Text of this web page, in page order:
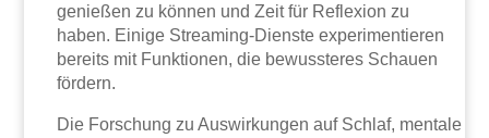
genießen zu können und Zeit für Reflexion zu
haben. Einige Streaming-Dienste experimentieren
bereits mit Funktionen, die bewussteres Schauen
fördern.
Die Forschung zu Auswirkungen auf Schlaf, mentale